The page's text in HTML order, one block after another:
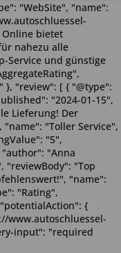
"WebSite", "name":
bietet
nahezu alle
Service und günstige
}, "review": [ { "@type":
"2024-01-15",
Lieferung! Der
"Toller Service",
"5",
"author": "Anna
"reviewBody": "Top
"name":
"Rating",
{
www.autoschluessel-
input": "required